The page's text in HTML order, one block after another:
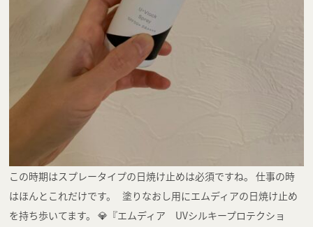
この時期はスプレータイプの日焼け止めは必須ですね。 仕事の時
はほんとこれだけです。 塗りなおし用にエムディアの日焼け止め
を持ち歩いてます。 💎『エムディア UVシルキープロテクショ